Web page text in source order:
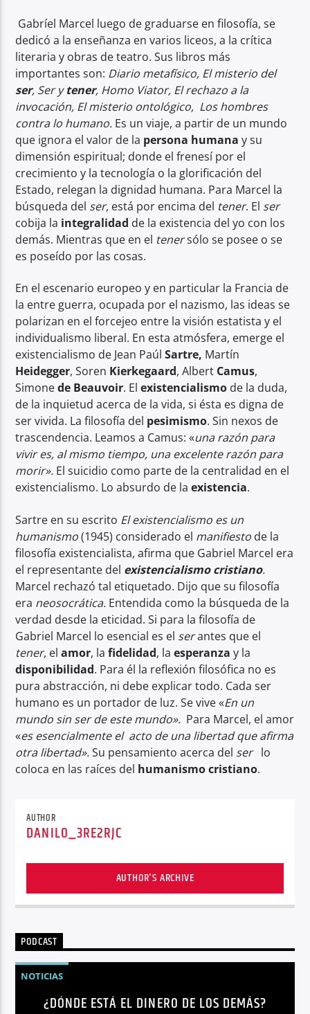
Gabríel Marcel luego de graduarse en filosofía, se
dedicó a la enseñanza en varios liceos, a la crítica
literaria y obras de teatro. Sus libros más
importantes son: Diario metafísico, El misterio del
ser, Ser ytener, Homo Viator, El rechazo a la
invocación, El misterio ontológico, Los hombres
contra lo humano. Es un viaje, a partir de un mundo
que ignora el valor de la persona humana y su
dimensión espiritual; donde el frenesí por el
crecimiento y la tecnología o la glorificación del
Estado, relegan la dignidad humana. Para Marcel la
búsqueda del ser, está por encima del tener. El ser
cobija la integralidad de la existencia del yo con los
demás. Mientras que en el tenersólo se posee o se
es poseído por las cosas.
En el escenario europeo y en particular la Francia de
la entre guerra, ocupada por el nazismo, las ideas se
polarizan en el forcejeo entre la visión estatista y el
individualismo liberal. En esta atmósfera, emerge el
existencialismo de Jean PaúlSartre, Martín
Heidegger, Soren Kierkegaard, Albert Camus,
Simonede Beauvoir. Elexistencialismo de la duda,
de la inquietud acerca de la vida, si ésta es digna de
ser vivida. La filosofía del pesimismo. Sin nexos de
trascendencia. Leamos a Camus: «una razón para
vivir es, al mismo tiempo, una excelente razón para
morir». El suicidio como parte de la centralidad en el
existencialismo. Lo absurdo de laexistencia.
Sartre en su escrito El existencialismo es un
humanismo(1945) considerado el manifiesto de la
filosofía existencialista, afirma que Gabriel Marcel era
el representante del existencialismo cristiano.
Marcel rechazó tal etiquetado. Dijo que su filosofía
era neosocrática. Entendida como la búsqueda de la
verdad desde la eticidad. Si para la filosofía de
Gabriel Marcel lo esencial es el serantes que el
tener, elamor, lafidelidad, laesperanza y la
disponibilidad. Para él la reflexión filosófica no es
pura abstracción, ni debe explicar todo. Cada ser
humano es un portador de luz. Se vive «En un
mundo sin ser de este mundo». Para Marcel, el amor
«es esencialmente el acto de una libertad que afirma
otra libertad».Su pensamiento acerca del serlo
coloca en las raíces del humanismo cristiano.
AUTHOR
DANILO_3RE2RJC
AUTHOR'S ARCHIVE
PODCAST
NOTICIAS
¿DÓNDE ESTÁ EL DINERO DE LOS DEMÁS?